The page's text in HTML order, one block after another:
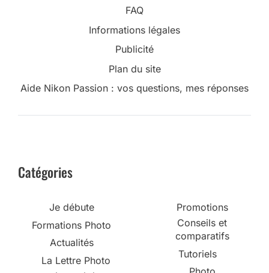
FAQ
Informations légales
Publicité
Plan du site
Aide Nikon Passion : vos questions, mes réponses
Catégories
Je débute
Formations Photo
Actualités
La Lettre Photo
Promotions
Conseils et
comparatifs
Tutoriels